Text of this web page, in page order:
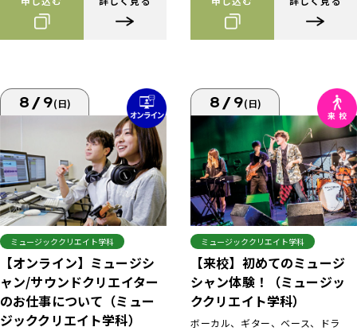
8/9(日)
ミュージッククリエイト学科
【オンライン】ミュージシ
ャン/サウンドクリエイター
のお仕事について（ミュー
ジッククリエイト学科）
8/9(日)
ミュージッククリエイト学科
【来校】初めてのミュージ
シャン体験！（ミュージッ
ククリエイト学科）
ボーカル、ギター、ベース、ドラ